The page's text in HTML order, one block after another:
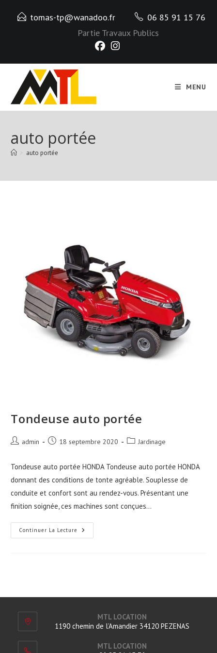
tomas-tp@wanadoo.fr
06 85 91 15 76
Partie Travaux Publics
MENU
auto portée
auto portée
Tondeuse auto portée
Auteur/autrice
publication :
admin
Publication
18 septembre 2020
PostJardinage
Tondeuse auto portée HONDA Tondeuse auto portée HONDA
donnant des conditions de tonte agréable. Souplesse de
conduite et confort sont au rendez-vous. Présentant une
finition soignée, ces machines sont conçues…
Continuer La Lecture Tondeuse
Auto
MTL LOCATION
1190 chemin de l’Amandier 34120 PEZENAS
MTL LOCATION